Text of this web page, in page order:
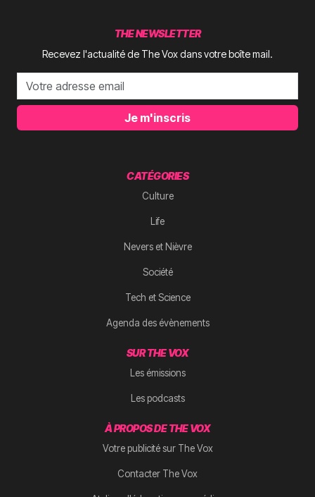
THE NEWSLETTER
Recevez l'actualité de The Vox dans votre boîte mail.
Je m'inscris
CATÉGORIES
Culture
Life
Nevers et Nièvre
Société
Tech et Science
Agenda des évènements
SUR THE VOX
Les émissions
Les podcasts
À PROPOS DE THE VOX
Votre publicité sur The Vox
Contacter The Vox